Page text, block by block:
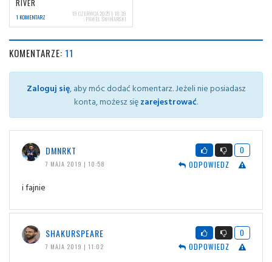
RIVER
1 KOMENTARZ 19 CZERWCA 2025 | 18:39
PAWEŁ ŚWINARSKI
KOMENTARZE: 11
Zaloguj się, aby móc dodać komentarz. Jeżeli nie posiadasz
konta, możesz sięzarejestrować.
DMNRKT
7 MAJA 2019 | 10:58
0
ODPOWIEDZ
i fajnie
SHAKURSPEARE
7 MAJA 2019 | 11:02
0
ODPOWIEDZ